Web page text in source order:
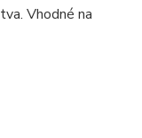
Vhodné na